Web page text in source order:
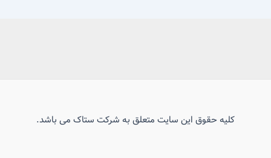
کلیه حقوق این سایت متعلق به شرکت ستاک می باشد.